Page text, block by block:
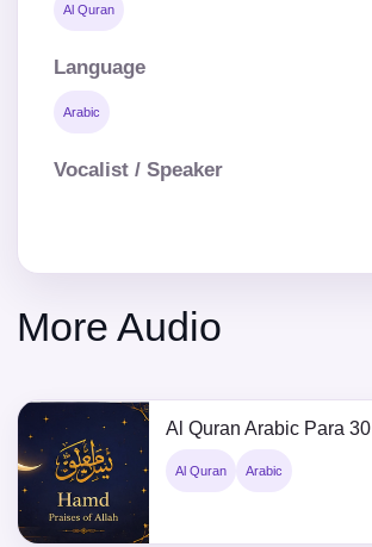
Al Quran
Language
Arabic
Vocalist / Speaker
More Audio
Al Quran Arabic Para 30
Al Quran Arabic